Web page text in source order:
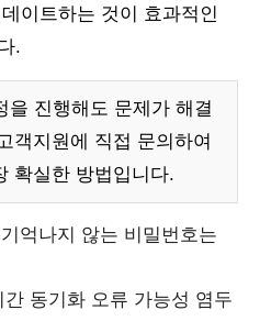
이트하는 것이 효과적인
.
을 진행해도 문제가 해결
객지원에 직접 문의하여
확실한 방법입니다.
기억나지 않는 비밀번호는
간 동기화 오류 가능성 염두